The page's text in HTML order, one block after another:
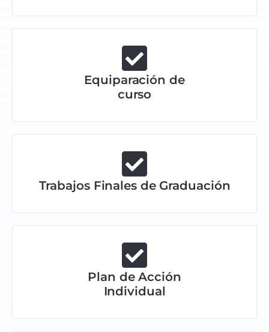
Equiparación de
curso
Trabajos Finales de Graduación
Plan de Acción
Individual